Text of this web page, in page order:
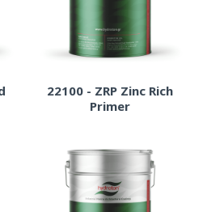
22100 - ZRP Zinc Rich
Primer